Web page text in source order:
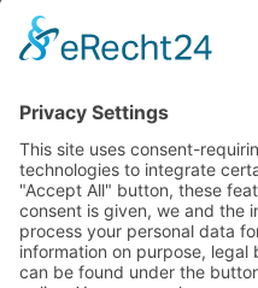
About us FAQ Team